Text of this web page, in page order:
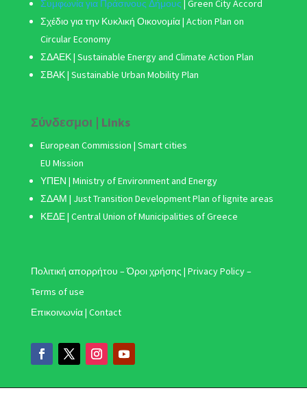
Συμφωνία για Πράσινους Δήμους | Green City Accord
Σχέδιο για την Κυκλική Οικονομία | Action Plan on
Circular Economy
ΣΔΑΕΚ | Sustainable Energy and Climate Action Plan
ΣΒΑΚ| Sustainable Urban Mobility Plan
Σύνδεσμοι | Links
European Commission | Smart cities
EU Mission
ΥΠΕΝ | Ministry of Environment and Energy
ΣΔΑΜ | Just Transition Development Plan of lignite areas
ΚΕΔΕ | Central Union of Municipalities of Greece
Πολιτική απορρήτου – Όροι χρήσης | Privacy Policy –
Terms of use
Επικοινωνία | Contact